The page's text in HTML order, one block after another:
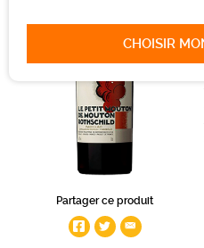
CHOISIR
Partager ce produit